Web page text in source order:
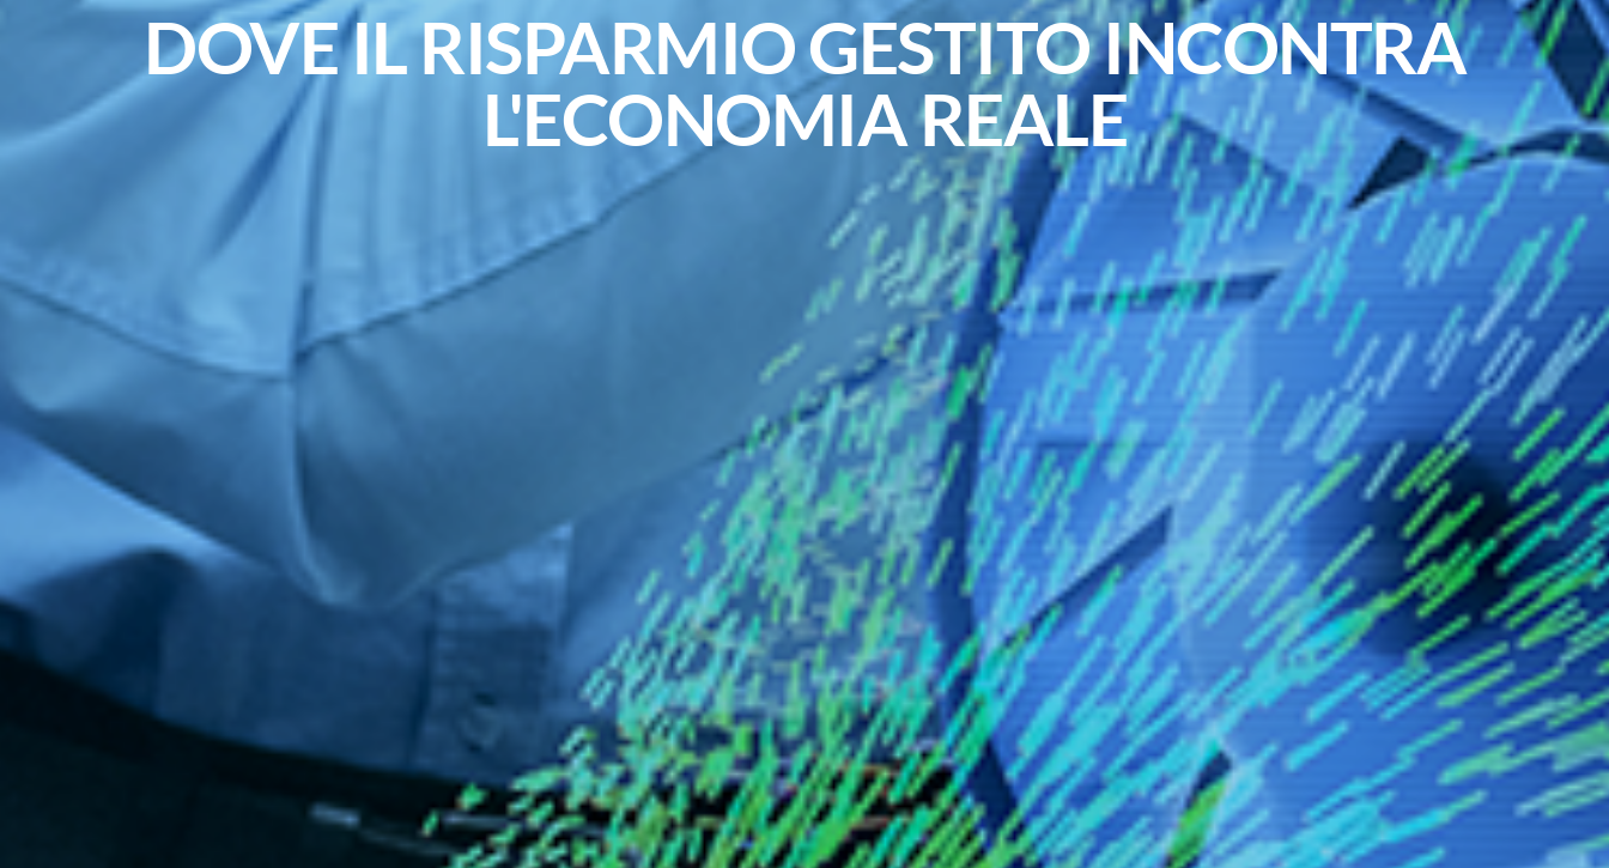
DOVE IL RISPARMIO GESTITO INCONTRA
L'ECONOMIA REALE